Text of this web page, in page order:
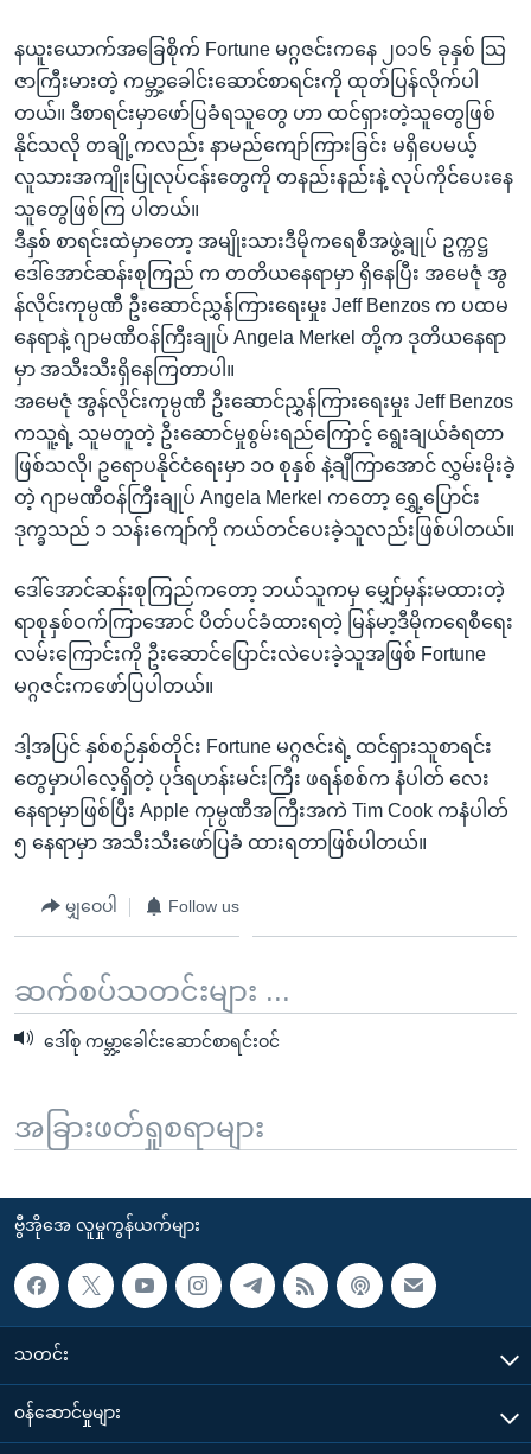
ရန်
ရှာဖွေ
ရန်
နေရာ
သို့
ကျော်
ရန်
ဘာသာစကားများ
နယူးယောက်အခြေစိုက် Fortune မဂ္ဂဇင်းကနေ ၂၀၁၆ ခုနှစ် သြ
ဇာကြီးမားတဲ့ ကမ္ဘာ့ခေါင်းဆောင်စာရင်းကို ထုတ်ပြန်လိုက်ပါ
တယ်။ ဒီစာရင်းမှာဖော်ပြခံရသူတွေ ဟာ ထင်ရှားတဲ့သူတွေဖြစ်
နိုင်သလို တချို့ကလည်း နာမည်ကျော်ကြားခြင်း မရှိပေမယ့်
လူသားအကျိုးပြုလုပ်ငန်းတွေကို တနည်းနည်းနဲ့ လုပ်ကိုင်ပေးနေ
သူတွေဖြစ်ကြ ပါတယ်။
ဒီနှစ် စာရင်းထဲမှာတော့ အမျိုးသားဒီမိုကရေစီအဖွဲ့ချုပ် ဥက္ကဋ္ဌ
ဒေါ်အောင်ဆန်းစုကြည် က တတိယနေရာမှာ ရှိနေပြီး အမေဇုံ အွ
န်လိုင်းကုမ္ပဏီ ဦးဆောင်ညွှန်ကြားရေးမှုး Jeff Benzos က ပထမ
နေရာနဲ့ ဂျာမဏီဝန်ကြီးချုပ် Angela Merkel တို့က ဒုတိယနေရာ
မှာ အသီးသီးရှိနေကြတာပါ။
အမေဇုံ အွန်လိုင်းကုမ္ပဏီ ဦးဆောင်ညွှန်ကြားရေးမှုး Jeff Benzos
ကသူ့ရဲ့ သူမတူတဲ့ ဦးဆောင်မှုစွမ်းရည်ကြောင့် ရွေးချယ်ခံရတာ
ဖြစ်သလို၊ ဥရောပနိုင်ငံရေးမှာ ၁၀ စုနှစ် နဲ့ချီကြာအောင် လွှမ်းမိုးခဲ့
တဲ့ ဂျာမဏီဝန်ကြီးချုပ် Angela Merkel ကတော့ ရွှေ့ပြောင်း
ဒုက္ခသည် ၁ သန်းကျော်ကို ကယ်တင်ပေးခဲ့သူလည်းဖြစ်ပါတယ်။
ဒေါ်အောင်ဆန်းစုကြည်ကတော့ ဘယ်သူကမှ မျှော်မှန်းမထားတဲ့
ရာစုနှစ်ဝက်ကြာအောင် ပိတ်ပင်ခံထားရတဲ့ မြန်မာ့ဒီမိုကရေစီရေး
လမ်းကြောင်းကို ဦးဆောင်ပြောင်းလဲပေးခဲ့သူအဖြစ် Fortune
မဂ္ဂဇင်းကဖော်ပြပါတယ်။
ဒါ့အပြင် နှစ်စဉ်နှစ်တိုင်း Fortune မဂ္ဂဇင်းရဲ့ ထင်ရှားသူစာရင်း
တွေမှာပါလေ့ရှိတဲ့ ပုဒ်ရဟန်းမင်းကြီး ဖရန်စစ်က နံပါတ် လေး
နေရာမှာဖြစ်ပြီး Apple ကုမ္ပဏီအကြီးအကဲ Tim Cook ကနံပါတ်
၅ နေရာမှာ အသီးသီးဖော်ပြခံ ထားရတာဖြစ်ပါတယ်။
မျှဝေပါ Follow us
ဆက်စပ်သတင်းများ ...
ဒေါ်စု ကမ္ဘာ့ခေါင်းဆောင်စာရင်းဝင်
အခြားဖတ်ရှုစရာများ
ဗွီအိုအေ လူမှုကွန်ယက်များ
သတင်း
၀န်ဆောင်မှုများ